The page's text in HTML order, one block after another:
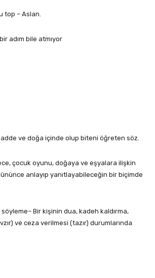
top – Aslan.
adım bile atmıyor
ve doğa içinde olup biteni öğreten söz.
çocuk oyunu, doğaya ve eşyalara ilişkin
anlayıp yanıtlayabileceğin bir biçimde
Bir kişinin dua, kadeh kaldırma,
ve ceza verilmesi (tazır) durumlarında